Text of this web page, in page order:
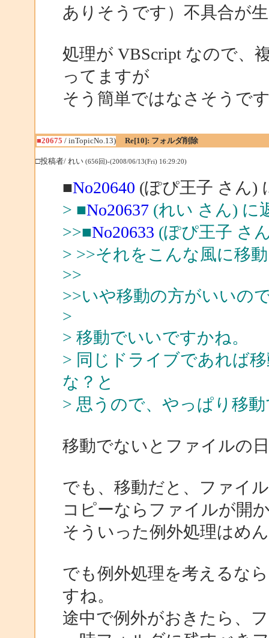
ありそうです）不具合が
処理が VBScript なので、
ってますが
そう簡単ではなさそうで
■20675 / inTopicNo.13) Re[10]: フォルダ削除
□投稿者/ れい (656回)-(2008/06/13(Fri) 16:29:20)
■No20640 (ぽぴ王子 さん)
> ■No20637(れい さん) に
>>■No20633 (ぽぴ王子 さ
> >>それをこんな風に移
>>
>>いや移動の方がいいの
>
> 移動でいいですかね。
> 同じドライブであれば
な？と
> 思うので、やっぱり移
移動でないとファイルの
でも、移動だと、ファイ
コピーならファイルが開
そういった例外処理はめ
でも例外処理を考えるな
すね。
途中で例外がおきたら、